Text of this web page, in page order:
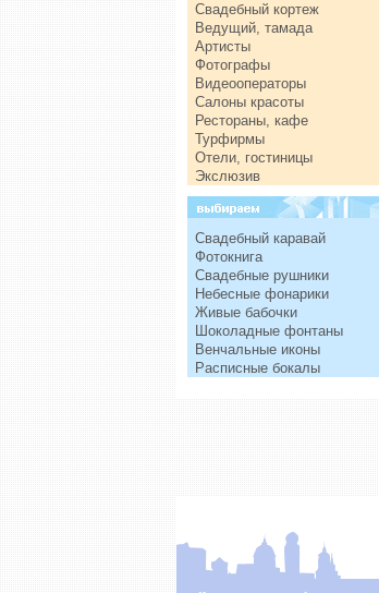
Свадебный кортеж
Ведущий, тамада
Артисты
Фотографы
Видеооператоры
Салоны красоты
Рестораны, кафе
Турфирмы
Отели, гостиницы
Экслюзив
Свадебный каравай
Фотокнига
Свадебные рушники
Небесные фонарики
Живые бабочки
Шоколадные фонтаны
Венчальные иконы
Расписные бокалы